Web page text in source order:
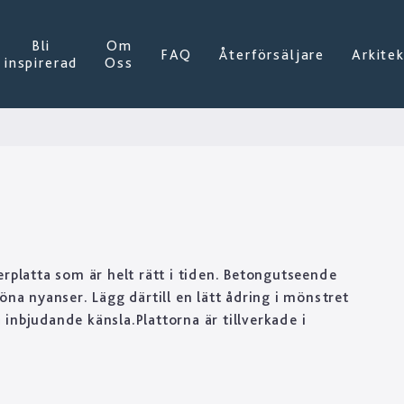
Bli
inspirerad
Om
Oss
FAQ Återförsäljare
som är helt rätt i tiden. Betongutseende
nyanser. Lägg därtill en lätt ådring i mönstret
inbjudande känsla.Plattorna är tillverkade i